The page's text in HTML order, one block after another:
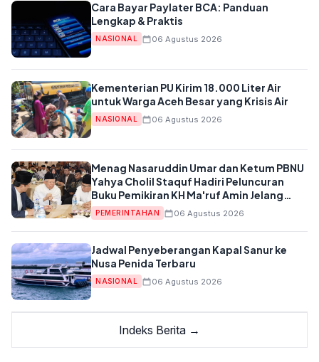
Cara Bayar Paylater BCA: Panduan
Lengkap & Praktis
NASIONAL 06 Agustus 2026
Kementerian PU Kirim 18.000 Liter Air
untuk Warga Aceh Besar yang Krisis Air
NASIONAL 06 Agustus 2026
Menag Nasaruddin Umar dan Ketum PBNU
Yahya Cholil Staquf Hadiri Peluncuran
Buku Pemikiran KH Ma'ruf Amin Jelang
Muktamar NU ke-35
PEMERINTAHAN 06 Agustus 2026
Jadwal Penyeberangan Kapal Sanur ke
Nusa Penida Terbaru
NASIONAL 06 Agustus 2026
Indeks Berita →